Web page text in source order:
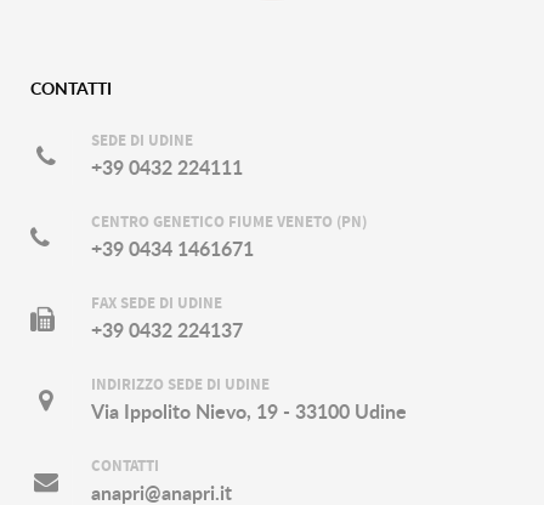
CONTATTI
SEDE DI UDINE
+39 0432 224111
CENTRO GENETICO FIUME VENETO (PN)
+39 0434 1461671
FAX SEDE DI UDINE
+39 0432 224137
INDIRIZZO SEDE DI UDINE
Via Ippolito Nievo, 19 - 33100 Udine
CONTATTI
anapri@anapri.it